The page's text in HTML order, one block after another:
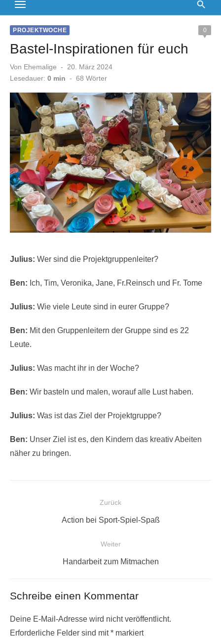
PROJEKTWOCHE 0
Bastel-Inspirationen für euch
Von Ehemalige
Veröffentlicht
20. März 2024
Lesedauer: 0 min - 68 Wörter
Julius: Wer sind die Projektgruppenleiter?
Ben: Ich, Tim, Veronika, Jane, Fr.Reinsch und Fr. Tome
Julius: Wie viele Leute sind in eurer Gruppe?
Ben: Mit den Gruppenleitern der Gruppe sind es 22
Leute.
Julius: Was macht ihr in der Woche?
Ben: Wir basteln und malen, worauf alle Lust haben.
Julius: Was ist das Ziel der Projektgruppe?
Ben: Unser Ziel ist es, den Kindern das kreativ Abeiten
näher zu bringen.
BeitragsnavigationZurück
Vorheriger
Action bei Sport-Spiel-Spaß
Weiter
Nächster
Handarbeit zum Mitmachen
Schreibe einen Kommentar
Deine E-Mail-Adresse wird nicht veröffentlicht.
Erforderliche Felder sind mit* markiert